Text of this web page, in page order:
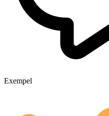
Exempel